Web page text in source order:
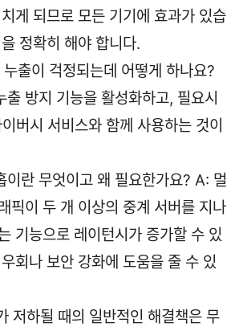
게 되므로 모든 기기에 효과가 있습
정확히 해야 합니다.
출이 걱정되는데 어떻게 하나요?
방지 기능을 활성화하고, 필요시
버시 서비스와 함께 사용하는 것이
이란 무엇이고 왜 필요한가요? A: 멀
픽이 두 개 이상의 중계 서버를 지나
기능으로 레이턴시가 증가할 수 있
회나 보안 강화에 도움을 줄 수 있
저하될 때의 일반적인 해결책은 무